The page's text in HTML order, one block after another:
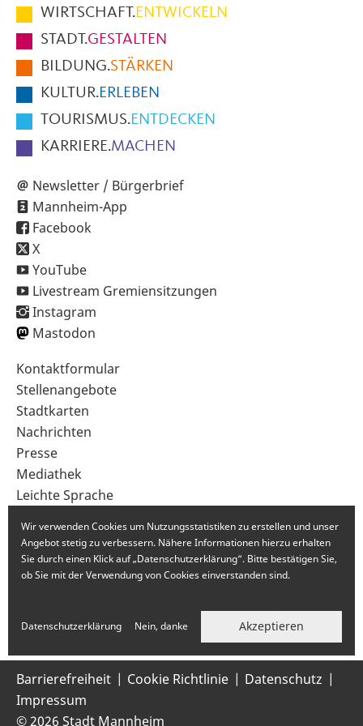
im
Fußbereich
der
Seite
WIRTSCHAFT.ENTWICKELN
STADT.GESTALTEN
BILDUNG.STÄRKEN
KULTUR.ERLEBEN
TOURISMUS.ENTDECKEN
KARRIERE.MACHEN
Newsletter / Bürgerbrief
Mannheim-App
Facebook
X
YouTube
Livestream Gremiensitzungen
Instagram
Mastodon
Sekundärnavigation
im
Fußbereich
Kontaktformular
Stellenangebote
Stadtkarten
Nachrichten
Presse
Mediathek
Leichte Sprache
Barrierefreiheit Cookie Richtlinie
Datenschutz
Impressum
© 2026 Stadt Mannheim
Wir verwenden Cookies um Nutzungsstatistiken zu erstellen und unser
Angebot stetig zu verbessern. Nähere Informationen hierzu erhalten
Sie durch einen Klick auf „Datenschutzerklärung“. Bitte bestätigen Sie,
ob Sie mit der Verwendung von Cookies einverstanden sind.
Datenschutzerklärung Nein, danke Akzeptieren